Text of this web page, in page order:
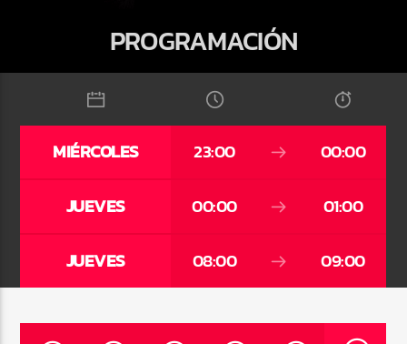
PROGRAMA ACTUAL
CLUBBING PARTY
12:00 13:00
PROGRAMACIÓN
MIÉRCOLES 23:00 00:00
JUEVES 00:00 01:00
JUEVES 08:00 09:00